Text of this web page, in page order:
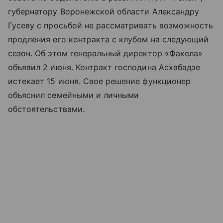
губернатору Воронежской области Александру
Гусеву с просьбой не рассматривать возможность
продления его контракта с клубом на следующий
сезон. Об этом генеральный директор «Факела»
объявил 2 июня. Контракт господина Асхабадзе
истекает 15 июня. Свое решение функционер
объяснил семейными и личными
обстоятельствами.